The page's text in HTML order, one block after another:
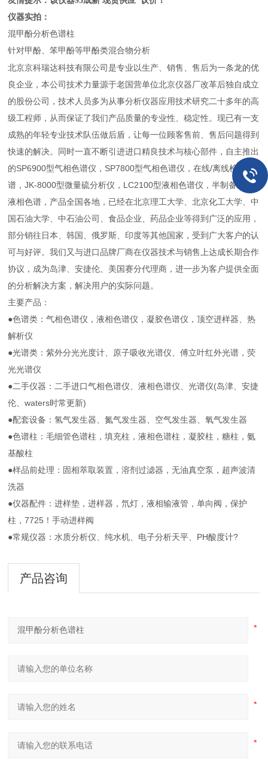
仪器实拍：
混甲酚分析色谱柱
针对甲酚、笨甲酚等甲酚类混合物分析
北京京科瑞达科技有限公司是专业以生产、销售、售后为一条龙的优
良企业，本公司技术力量源于老国营单位北京仪器厂改革后独自成立
的股份公司，技术人员多为从事分析仪器应用技术研究二十多年的高
级工程师，从而保证了我们产品质量的专业性、稳定性。现已有一支
成熟的年轻专业技术队伍做后盾，让每一位顾客售前、售后问题得到
快速的解决。同时一直不断引进进口精良技术与核心部件，自主推出
的SP6900型气相色谱仪，SP7800型气相色谱仪，在线/离线检测色
谱，JK-8000型微量硫分析仪，LC2100型液相色谱仪，半制备/制备
液相色谱，产品全国各地，已经在北京理工大学、北京化工大学、中
国石油大学、中石油公司、食品企业、药品企业等得到广泛的应用，
部分销往日本、韩国、俄罗斯、印度等其他国家，受到广大客户的认
可与好评。我们又与进口品牌厂商在仪器技术与销售上达成长期合作
协议，成为岛津、安捷伦、美国赛分代理商，进一步为客户提供全面
的分析解决方案，解决用户的实际问题。
主要产品：
●色谱类：气相色谱仪，液相色谱仪，凝胶色谱仪，顶空进样器、热
解析仪
●光谱类：紫外分光光度计、原子吸收光谱仪、傅立叶红外光谱，荧
光光谱仪
●二手仪器：二手进口气相色谱仪、液相色谱仪、光谱仪(岛津、安捷
伦、waters时常更新)
●配套设备：氢气发生器、氮气发生器、空气发生器、氧气发生器
●色谱柱：毛细管色谱柱，填充柱，液相色谱柱，凝胶柱，糖柱，氨
基酸柱
●样品前处理：固相萃取装置，溶剂过滤器，无油真空泵，超声波清
洗器
●仪器配件：进样垫，进样器，氘灯，液相输液管，单向阀，保护
柱，7725！手动进样阀
●常规仪器：水质分析仪、纯水机、电子分析天平、PH酸度计?
产品咨询